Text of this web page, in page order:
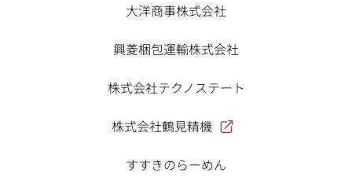
大洋商事株式会社
興菱梱包運輸株式会社
株式会社テクノステート
株式会社鶴見精機
すすきのらーめん